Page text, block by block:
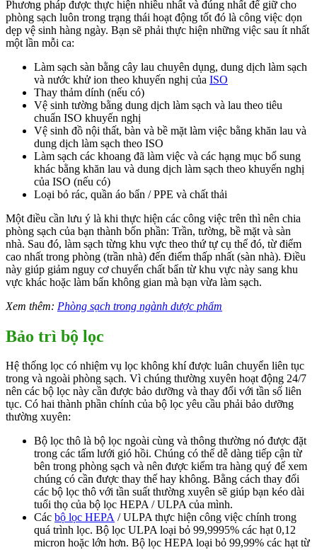
Phương pháp được thực hiện nhiều nhất và đúng nhất để giữ cho
phòng sạch luôn trong trạng thái hoạt động tốt đó là công việc dọn
dẹp vệ sinh hàng ngày. Bạn sẽ phải thực hiện những việc sau ít nhất
một lần mỗi ca:
Làm sạch sàn bằng cây lau chuyên dụng, dung dịch làm sạch
và nước khử ion theo khuyến nghị của ISO
Thay thảm dính (nếu có)
Vệ sinh tường bằng dung dịch làm sạch và lau theo tiêu
chuẩn ISO khuyến nghị
Vệ sinh đồ nội thất, bàn và bề mặt làm việc bằng khăn lau và
dung dịch làm sạch theo ISO
Làm sạch các khoang đã làm việc và các hạng mục bổ sung
khác bằng khăn lau và dung dịch làm sạch theo khuyến nghị
của ISO (nếu có)
Loại bỏ rác, quần áo bẩn / PPE và chất thải
Một điều cần lưu ý là khi thực hiện các công việc trên thì nên chia
phòng sạch của bạn thành bốn phần: Trần, tường, bề mặt và sàn
nhà. Sau đó, làm sạch từng khu vực theo thứ tự cụ thể đó, từ điểm
cao nhất trong phòng (trần nhà) đến điểm thấp nhất (sàn nhà). Điều
này giúp giảm nguy cơ chuyển chất bẩn từ khu vực này sang khu
vực khác hoặc làm bẩn không gian mà bạn vừa làm sạch.
Xem thêm: Phòng sạch trong ngành dược phẩm
Bảo trì bộ lọc
Hệ thống lọc có nhiệm vụ lọc không khí được luân chuyển liên tục
trong và ngoài phòng sạch. Vì chúng thường xuyên hoạt động 24/7
nên các bộ lọc này cần được bảo dưỡng và thay đổi với tần số liên
tục. Có hai thành phần chính của bộ lọc yêu cầu phải bảo dưỡng
thường xuyên:
Bộ lọc thô là bộ lọc ngoài cùng và thông thường nó được đặt
trong các tấm lưới gió hồi. Chúng có thể dễ dàng tiếp cận từ
bên trong phòng sạch và nên được kiểm tra hàng quý để xem
chúng có cần được thay thế hay không. Bằng cách thay đổi
các bộ lọc thô với tần suất thường xuyên sẽ giúp bạn kéo dài
tuổi thọ của bộ lọc HEPA / ULPA của mình.
Các bộ lọc HEPA / ULPA thực hiện công việc chính trong
quá trình lọc. Bộ lọc ULPA loại bỏ 99,9995% các hạt 0,12
micron hoặc lớn hơn. Bộ lọc HEPA loại bỏ 99,99% các hạt từ